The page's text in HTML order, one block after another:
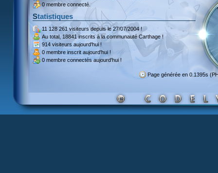
0 membre connecté.
Statistiques
11 128 261 visiteursdepuis le 27/07/2004 !
Au total, 18841 inscritsà la communauté Carthage !
914 visiteurs aujourd'hui !
0 membre inscrit aujourd'hui !
0 membre connectés aujourd'hui !
Page générée en 0.1395s